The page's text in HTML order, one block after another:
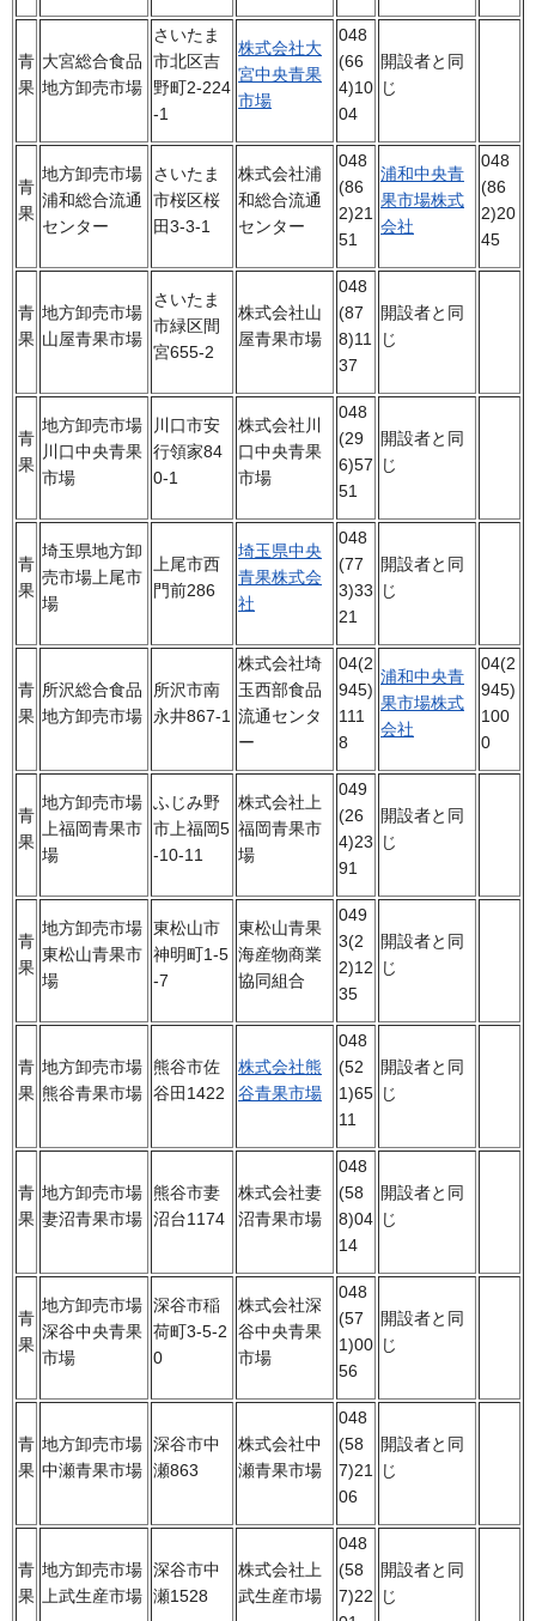
青
果
大宮総合食品
地方卸売市場
さいたま
市北区吉
野町2-224
-1
株式会社大
宮中央青果
市場
048
(66
4)10
04
開設者と同
じ
青
果
地方卸売市場
浦和総合流通
センター
さいたま
市桜区桜
田3-3-1
株式会社浦
和総合流通
センター
048
(86
2)21
51
浦和中央青
果市場株式
会社
048
(86
2)20
45
青
果
地方卸売市場
山屋青果市場
さいたま
市緑区間
宮655-2
株式会社山
屋青果市場
048
(87
8)11
37
開設者と同
じ
青
果
地方卸売市場
川口中央青果
市場
川口市安
行領家84
0-1
株式会社川
口中央青果
市場
048
(29
6)57
51
開設者と同
じ
青
果
埼玉県地方卸
売市場上尾市
場
上尾市西
門前286
埼玉県中央
青果株式会
社
048
(77
3)33
21
開設者と同
じ
青
果
所沢総合食品
地方卸売市場
所沢市南
永井867-1
株式会社埼
玉西部食品
流通センタ
ー
04(2
945)
111
8
浦和中央青
果市場株式
会社
04(2
945)
100
0
青
果
地方卸売市場
上福岡青果市
場
ふじみ野
市上福岡5
-10-11
株式会社上
福岡青果市
場
049
(26
4)23
91
開設者と同
じ
青
果
地方卸売市場
東松山青果市
場
東松山市
神明町1-5
-7
東松山青果
海産物商業
協同組合
049
3(2
2)12
35
開設者と同
じ
青
果
地方卸売市場
熊谷青果市場
熊谷市佐
谷田1422
株式会社熊
谷青果市場
048
(52
1)65
11
開設者と同
じ
青
果
地方卸売市場
妻沼青果市場
熊谷市妻
沼台1174
株式会社妻
沼青果市場
048
(58
8)04
14
開設者と同
じ
青
果
地方卸売市場
深谷中央青果
市場
深谷市稲
荷町3-5-2
0
株式会社深
谷中央青果
市場
048
(57
1)00
56
開設者と同
じ
青
果
地方卸売市場
中瀬青果市場
深谷市中
瀬863
株式会社中
瀬青果市場
048
(58
7)21
06
開設者と同
じ
青
果
地方卸売市場
上武生産市場
深谷市中
瀬1528
株式会社上
武生産市場
048
(58
7)22
開設者と同
じ